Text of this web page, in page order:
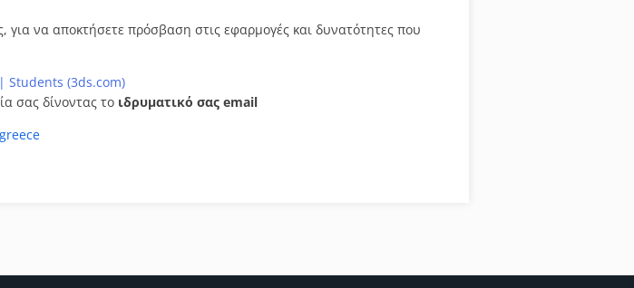
για να αποκτήσετε πρόσβαση στις εφαρμογές και δυνατότητες που
Students (3ds.com)
σας δίνοντας το ιδρυματικό σας email